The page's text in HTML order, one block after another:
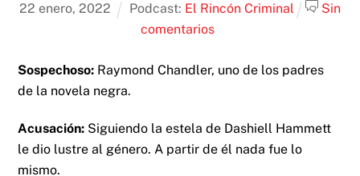
22 enero, 2022 Podcast: El Rincón Criminal
Sin
comentarios
Sospechoso: Raymond Chandler, uno de los padres
de la novela negra.
Acusación: Siguiendo la estela de Dashiell Hammett
le dio lustre al género. A partir de él nada fue lo
mismo.